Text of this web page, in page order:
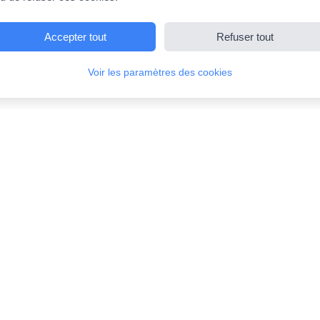
Accepter tout Refuser tout
Voir les paramètres des cookies